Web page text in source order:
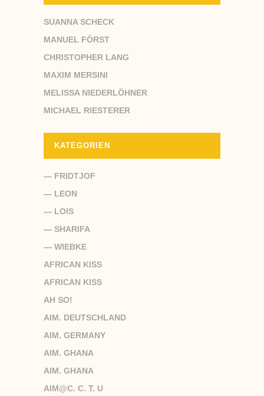
SUANNA SCHECK
MANUEL FÖRST
CHRISTOPHER LANG
MAXIM MERSINI
MELISSA NIEDERLÖHNER
MICHAEL RIESTERER
KATEGORIEN
— FRIDTJOF
— LEON
— LOIS
— SHARIFA
— WIEBKE
AFRICAN KISS
AFRICAN KISS
AH SO!
AIM. DEUTSCHLAND
AIM. GERMANY
AIM. GHANA
AIM. GHANA
AIM@C. C. T. U